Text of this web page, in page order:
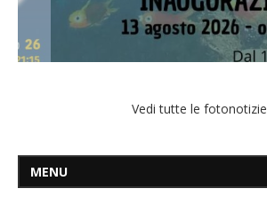
Vedi tutte le fotonotizie
MENU